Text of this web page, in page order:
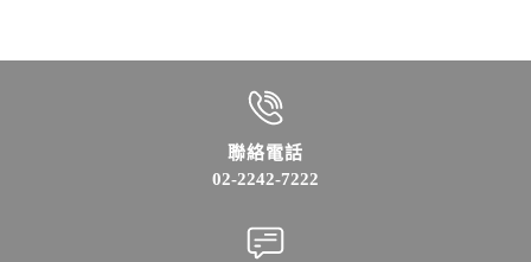
聯絡電話
02-2242-7222